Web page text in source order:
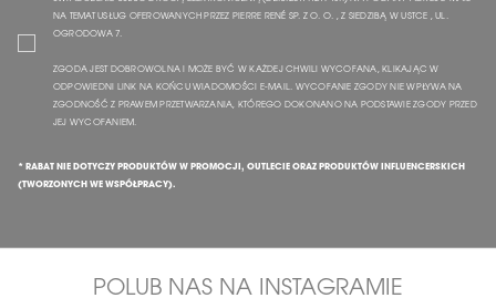
NA TEMAT USŁUG OFEROWANYCH PRZEZ PIERRE RENÉ SP. Z O. O. , Z SIEDZIBĄ W USTCE , UL.
OGRODOWA 7.
ZGODA JEST DOBROWOLNA I MOŻE BYĆ W KAŻDEJ CHWILI WYCOFANA, KLIKAJĄC W
ODPOWIEDNI LINK NA KOŃCU WIADOMOŚCI E-MAIL. WYCOFANIE ZGODY NIE WPŁYWA NA
ZGODNOŚĆ Z PRAWEM PRZETWARZANIA, KTÓREGO DOKONANO NA PODSTAWIE ZGODY PRZED
JEJ WYCOFANIEM.
* RABAT NIE DOTYCZY PRODUKTÓW W PROMOCJI, OUTLECIE ORAZ PRODUKTÓW INFLUENCERSKICH
(TWORZONYCH WE WSPÓŁPRACY).
POLUB NAS NA INSTAGRAMIE